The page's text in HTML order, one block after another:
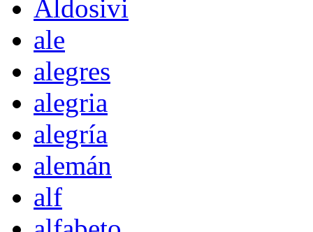
Aldosivi
ale
alegres
alegria
alegría
alemán
alf